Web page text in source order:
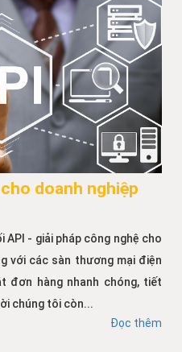
doanh nghiệp
- giải pháp công nghệ cho
với các sàn thương mại điện
đơn hàng nhanh chóng, tiết
chúng tôi còn...
Đọc thêm